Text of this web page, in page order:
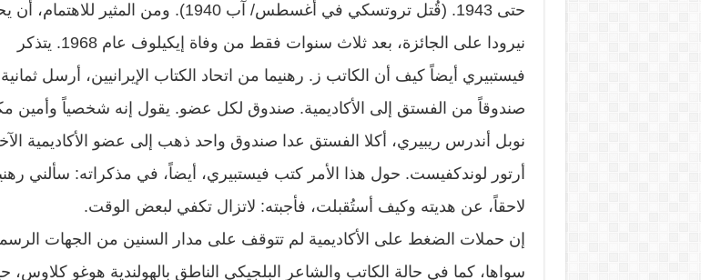
حتى 1943. (قُتل تروتسكي في أغسطس/ آب 1940). ومن المثير
نيرودا على الجائزة، بعد ثلاث سنوات فقط من وفاة إيكيلوف عام 1968. يتذكر
فيستبيري أيضاً كيف أن الكاتب ز. رهنيما من اتحاد الكتاب الإيرانيين، أرسل
صندوقاً من الفستق إلى الأكاديمية. صندوق لكل عضو. يقول إنه شخصياً وأمين
نوبل أندرس ريبيري، أكلا الفستق عدا صندوق واحد ذهب إلى عضو الأكاديمية
أرتور لوندكفيست. حول هذا الأمر كتب فيستبيري، أيضاً، في مذكراته: سألني
لاحقاً، عن هديته وكيف أستُقبلت، فأجبته: لاتزال تكفي لبعض الوقت.
إن حملات الضغط على الأكاديمية لم تتوقف على مدار السنين من الجهات
سواها، كما في حالة الكاتب والشاعر البلجيكي الناطق بالهولندية هوغو كلاوس،